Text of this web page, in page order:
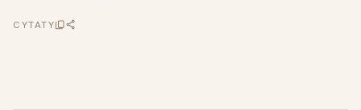
CYTATY